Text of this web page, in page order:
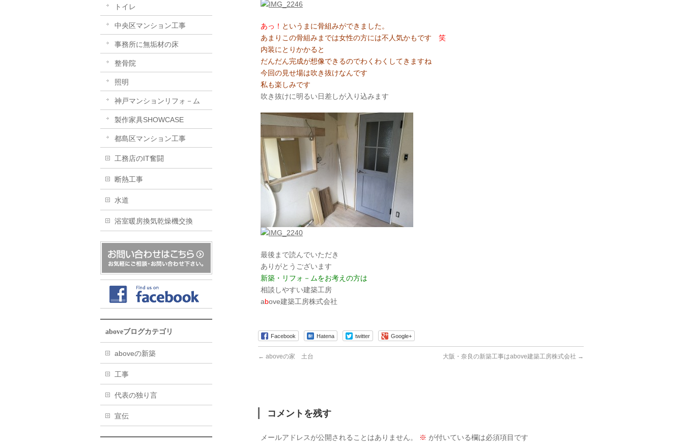
あっ！ というまに骨組みができました。
あまりこの骨組みまでは女性の方には不人気かもです 笑
内装にとりかかると
だんだん完成が想像できるのでわくわくしてきますね
今回の見せ場は吹き抜けなんです
私も楽しみです
吹き抜けに明るい日差しが入り込みます
最後まで読んでいただき
ありがとうございます
新築・リフォ－ムをお考えの方は
相談しやすい建築工房
above建築工房株式会社
Facebook Hatena twitter Google+
← aboveの家 土台 大阪・奈良の新築工事はabove建築工房株式会社 →
コメントを残す
メールアドレスが公開されることはありません。 ※ が付いている欄は必須項目です
トイレ
中央区マンション工事
事務所に無垢材の床
整骨院
照明
神戸マンションリフォ－ム
製作家具SHOWCASE
都島区マンション工事
工務店のIT奮闘
断熱工事
水道
浴室暖房換気乾燥機交換
aboveブログカテゴリ
aboveの新築
工事
代表の独り言
宣伝